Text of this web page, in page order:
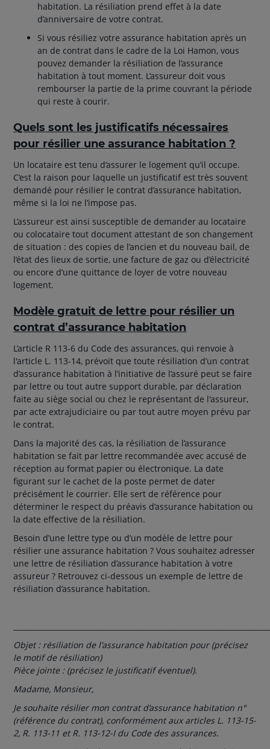
habitation. La résiliation prend effet à la date
d’anniversaire de votre contrat.
Si vous résiliez votre assurance habitation après un
an de contrat dans le cadre de la Loi Hamon, vous
pouvez demander la résiliation de l’assurance
habitation à tout moment. L’assureur doit vous
rembourser la partie de la prime couvrant la période
qui reste à courir.
Quels sont les justificatifs nécessaires
pour résilier une assurance habitation ?
Un locataire est tenu d’assurer le logement qu’il occupe.
C’est la raison pour laquelle un justificatif est très souvent
demandé pour résilier le contrat d’assurance habitation,
même si la loi ne l’impose pas.
L’assureur est ainsi susceptible de demander au locataire
ou colocataire tout document attestant de son changement
de situation : des copies de l’ancien et du nouveau bail, de
l’état des lieux de sortie, une facture de gaz ou d’électricité
ou encore d’une quittance de loyer de votre nouveau
logement.
Modèle gratuit de lettre pour résilier un
contrat d’assurance habitation
L’article R 113-6 du Code des assurances, qui renvoie à
l'article L. 113-14, prévoit que toute résiliation d’un contrat
d’assurance habitation à l’initiative de l’assuré peut se faire
par lettre ou tout autre support durable, par déclaration
faite au siège social ou chez le représentant de l'assureur,
par acte extrajudiciaire ou par tout autre moyen prévu par
le contrat.
Dans la majorité des cas, la résiliation de l’assurance
habitation se fait par lettre recommandée avec accusé de
réception au format papier ou électronique. La date
figurant sur le cachet de la poste permet de dater
précisément le courrier. Elle sert de référence pour
déterminer le respect du préavis d’assurance habitation ou
la date effective de la résiliation.
Besoin d’une lettre type ou d’un modèle de lettre pour
résilier une assurance habitation ? Vous souhaitez adresser
une lettre de résiliation d’assurance habitation à votre
assureur ? Retrouvez ci-dessous un exemple de lettre de
résiliation d’assurance habitation.
Objet : résiliation de l'assurance habitation pour (précisez
le motif de résiliation)
Pièce jointe : (précisez le justificatif éventuel).
Madame, Monsieur,
Je souhaite résilier mon contrat d’assurance habitation n°
(référence du contrat), conformément aux articles L. 113-15-
2, R. 113-11 et R. 113-12-I du Code des assurances.